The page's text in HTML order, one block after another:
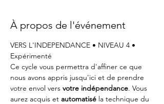
À propos de l'événement
VERS L'INDEPENDANCE • NIVEAU 4 •
Expérimenté
Ce cycle vous permettra d'affiner ce que
nous avons appris jusqu'ici et de prendre
votre envol vers votre indépendance. Vous
aurez acquis et automatisé la technique du